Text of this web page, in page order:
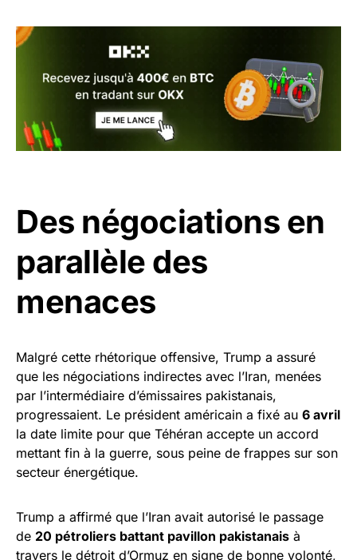
Des négociations en
parallèle des
menaces
Malgré cette rhétorique offensive, Trump a assuré
que les négociations indirectes avec l’Iran, menées
par l’intermédiaire d’émissaires pakistanais,
progressaient. Le président américain a fixé au 6 avril
la date limite pour que Téhéran accepte un accord
mettant fin à la guerre, sous peine de frappes sur son
secteur énergétique.
Trump a affirmé que l’Iran avait autorisé le passage
de 20 pétroliers battant pavillon pakistanais à
travers le détroit d’Ormuz en signe de bonne volonté,